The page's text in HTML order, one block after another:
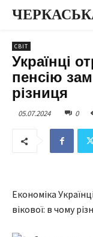
СВІТ
Українці
пенсію
різниця
05.07.2024 0
Економіка
вікової: в чому